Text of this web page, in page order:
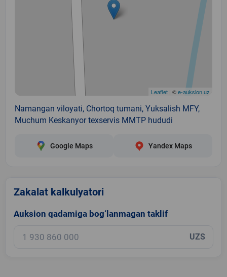
Leaflet | ©e-auksion.uz
Namangan viloyati, Chortoq tumani, Yuksalish MFY,
Muchum Keskanyor texservis MMTP hududi
Google Maps Yandex Maps
Zakalat kalkulyatori
Auksion qadamiga bog‘lanmagan taklif
UZS